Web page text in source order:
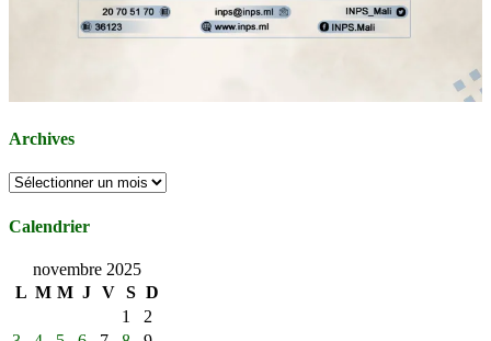
Archives
Archives
Calendrier
novembre 2025
L M M J V S D
1
2